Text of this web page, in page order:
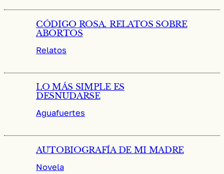
CÓDIGO ROSA. RELATOS SOBRE
ABORTOS
Relatos
LO MÁS SIMPLE ES
DESNUDARSE
Aguafuertes
AUTOBIOGRAFÍA DE MI MADRE
Novela